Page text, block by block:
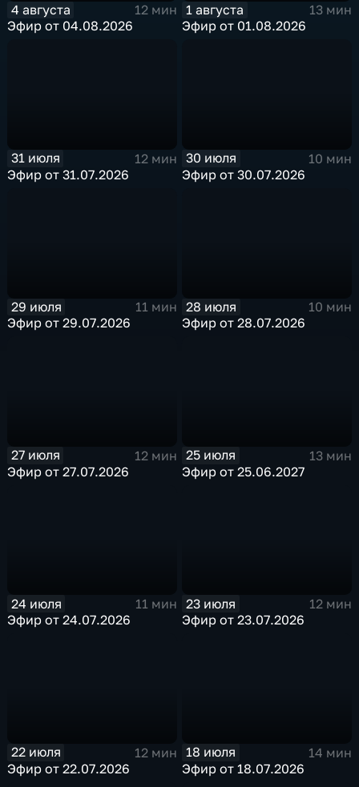
4 августа
12 мин
Эфир от 04.08.2026
1 августа
13 мин
Эфир от 01.08.2026
31 июля
12 мин
Эфир от 31.07.2026
30 июля
10 мин
Эфир от 30.07.2026
29 июля
11 мин
Эфир от 29.07.2026
28 июля
10 мин
Эфир от 28.07.2026
27 июля
12 мин
Эфир от 27.07.2026
25 июля
13 мин
Эфир от 25.06.2027
24 июля
11 мин
Эфир от 24.07.2026
23 июля
12 мин
Эфир от 23.07.2026
22 июля
12 мин
Эфир от 22.07.2026
18 июля
14 мин
Эфир от 18.07.2026